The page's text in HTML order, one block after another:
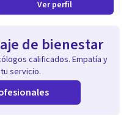
atracones, anorexia,
alcohol u otras
(bullying, mobbing…
sin hiperactividad (infantil
Problemas
Ver perfil
de bienestar
calificados. Empatía y
servicio.